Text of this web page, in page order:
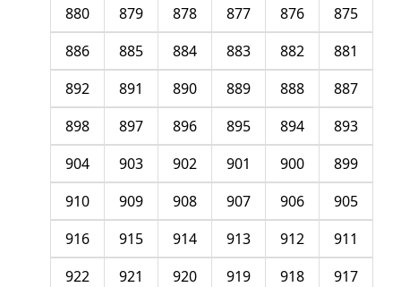
875
876
877
878
879
880
881
882
883
884
885
886
887
888
889
890
891
892
893
894
895
896
897
898
899
900
901
902
903
904
905
906
907
908
909
910
911
912
913
914
915
916
917
918
919
920
921
922